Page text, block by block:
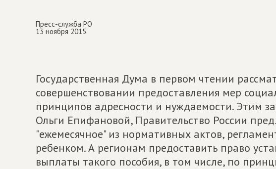
Пресс-служба РО
13 ноября 2015
Государственная Дума в первом чтении
совершенствовании предоставления мер
принципов адресности и нуждаемости. Этим
Ольги Епифановой, Правительство России
"ежемесячное" из нормативных актов,
ребенком. А регионам предоставить право
выплаты такого пособия, в том числе, по